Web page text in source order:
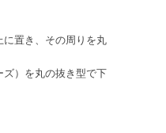
置き、その周りを丸
）を丸の抜き型で下